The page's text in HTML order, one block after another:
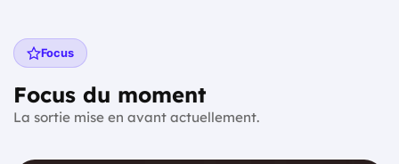
Focus
Focus du moment
La sortie mise en avant actuellement.